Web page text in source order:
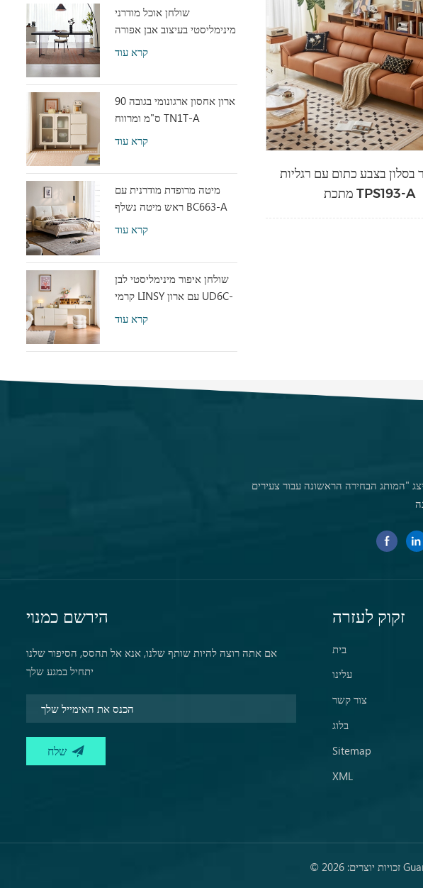
בסלון בצבע כתום עם רגליות
מתכת TPS193-A
שולחן אוכל מודרני
מינימליסטי בעיצוב אבן אפורה
קרא עוד
ארון אחסון ארגונומי בגובה 90
ס"מ ומרווח TN1T-A
קרא עוד
מיטה מרופדת מודרנית עם
ראש מיטה נשלף BC663-A
קרא עוד
שולחן איפור מינימליסטי לבן
קרמי LINSY עם ארון UD6C-
קרא עוד
"המותג הבחירה הראשונה עבור צעירים
הירשם כמנוי
אם אתה רוצה להיות שותף שלנו, אנא אל תהסס, הסיפור שלנו
יתחיל במגע שלך
זקוק לעזרה
בית
עלינו
צור קשר
בלוג
Sitemap
XML